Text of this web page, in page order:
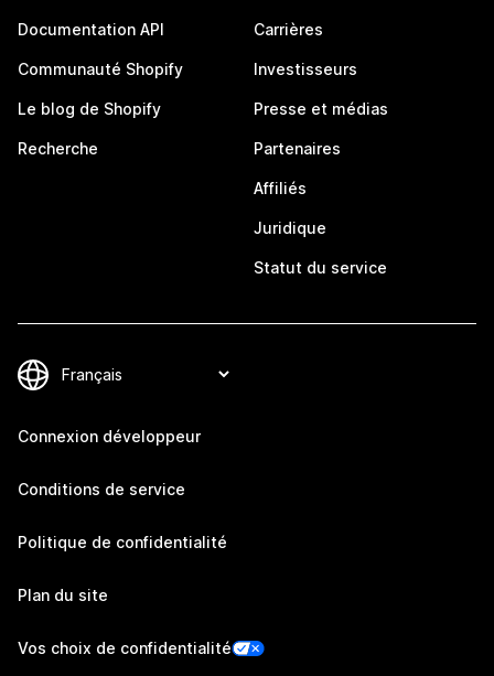
Documentation API
Communauté Shopify
Le blog de Shopify
Recherche
Carrières
Investisseurs
Presse et médias
Partenaires
Affiliés
Juridique
Statut du service
Connexion développeur
Conditions de service
Politique de confidentialité
Plan du site
Vos choix de confidentialité